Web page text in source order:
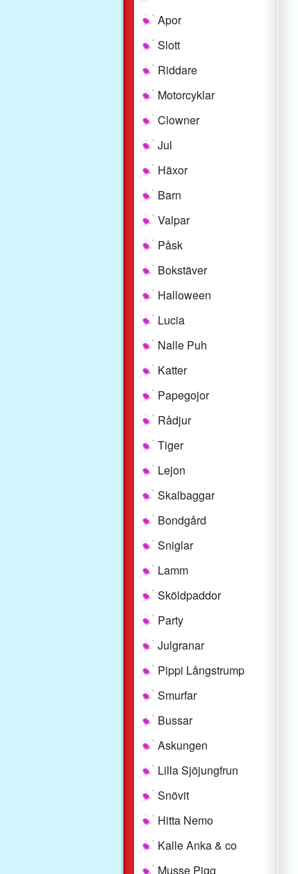
Apor
Slott
Riddare
Motorcyklar
Clowner
Jul
Häxor
Barn
Valpar
Påsk
Bokstäver
Halloween
Lucia
Nalle Puh
Katter
Papegojor
Rådjur
Tiger
Lejon
Skalbaggar
Bondgård
Sniglar
Lamm
Sköldpaddor
Party
Julgranar
Pippi Långstrump
Smurfar
Bussar
Askungen
Lilla Sjöjungfrun
Snövit
Hitta Nemo
Kalle Anka & co
Musse Pigg